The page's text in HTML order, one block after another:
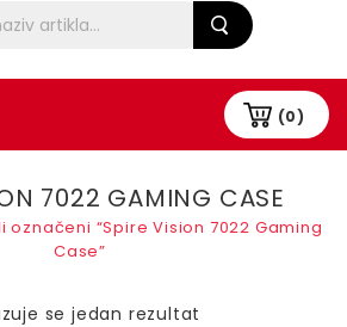
(0)
7022 GAMING CASE
označeni “Spire Vision 7022 Gaming
Case”
se jedan rezultat